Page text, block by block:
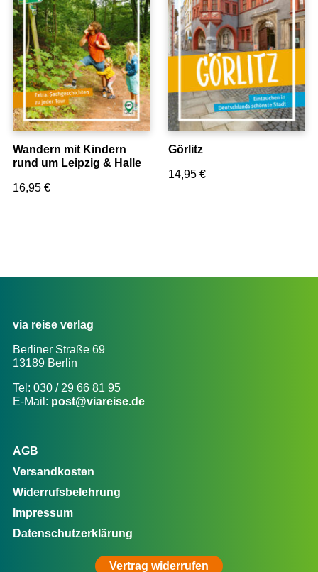
Wandern mit Kindern
rund um Leipzig & Halle
16,95 €
Görlitz
14,95€
via reise verlag
Berliner Straße 69
13189 Berlin
Tel: 030 / 29 66 81 95
E-Mail: post@viareise.de
AGB
Versandkosten
Widerrufsbelehrung
Impressum
Datenschutzerklärung
Vertrag widerrufen